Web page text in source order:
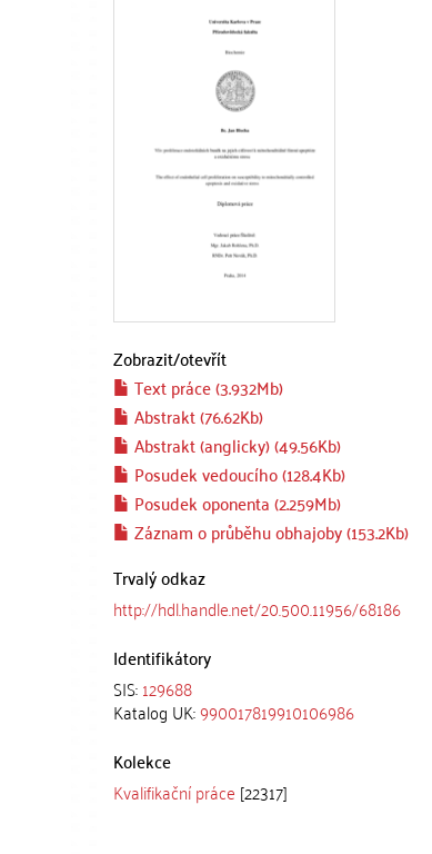
Zobrazit/otevřít
Text práce (3.932Mb)
Abstrakt (76.62Kb)
Abstrakt (anglicky) (49.56Kb)
Posudek vedoucího (128.4Kb)
Posudek oponenta (2.259Mb)
Záznam o průběhu obhajoby (153.2Kb)
Trvalý odkaz
http://hdl.handle.net/20.500.11956/68186
Identifikátory
SIS:129688
Katalog UK:990017819910106986
Kolekce
Kvalifikační práce [22317]